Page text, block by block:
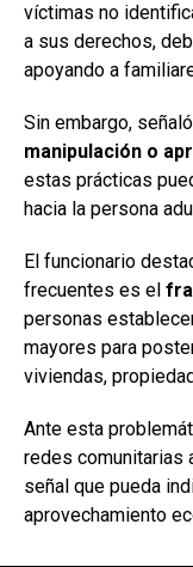
víctimas no
a sus derechos,
apoyando a
Sin embargo,
manipulación o
estas prácticas
hacia la persona
El funcionario
frecuentes es el
personas
mayores para
viviendas,
Ante esta
redes comunitarias
señal que pueda
aprovechamiento